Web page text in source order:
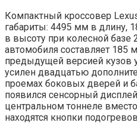
Компактный кроссовер
габариты: 4495 мм в длину,
в высоту при колесной
автомобиля составляет 185
предыдущей версией кузов
усилен двадцатью
проемах боковых дверей и
появился сенсорный
центральном тоннеле
находятся кнопки